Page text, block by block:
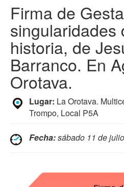
Firma de
singularidades
historia, de
Barranco. En
Orotava.
Lugar: La Orotava.
Trompo, Local P5A
Fecha:sábado 11 de